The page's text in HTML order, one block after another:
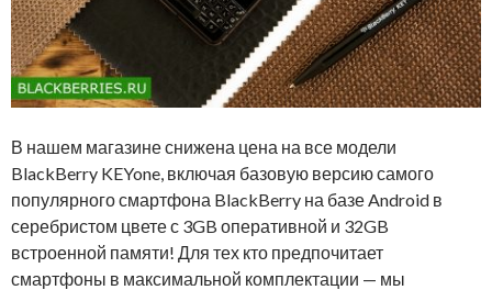
В нашем магазине снижена цена на все модели
BlackBerry KEYone, включая базовую версию самого
популярного смартфона BlackBerry на базе Android в
серебристом цвете с 3GB оперативной и 32GB
встроенной памяти! Для тех кто предпочитает
смартфоны в максимальной комплектации — мы